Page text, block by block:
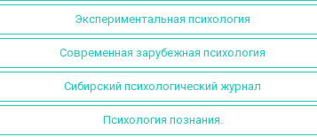
Экспериментальная психология
Современная зарубежная психология
Сибирский психологический журнал
Психология познания.